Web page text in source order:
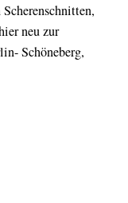
neu zur
Schöneberg,